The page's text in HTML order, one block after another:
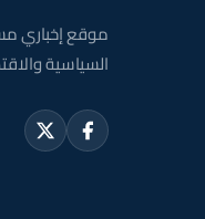
موقع إخباري
السياسية